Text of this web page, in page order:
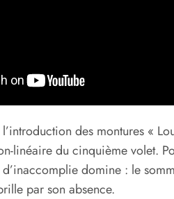
des montures «
linéaire du cinquième volet.
domine : le
par son absence.